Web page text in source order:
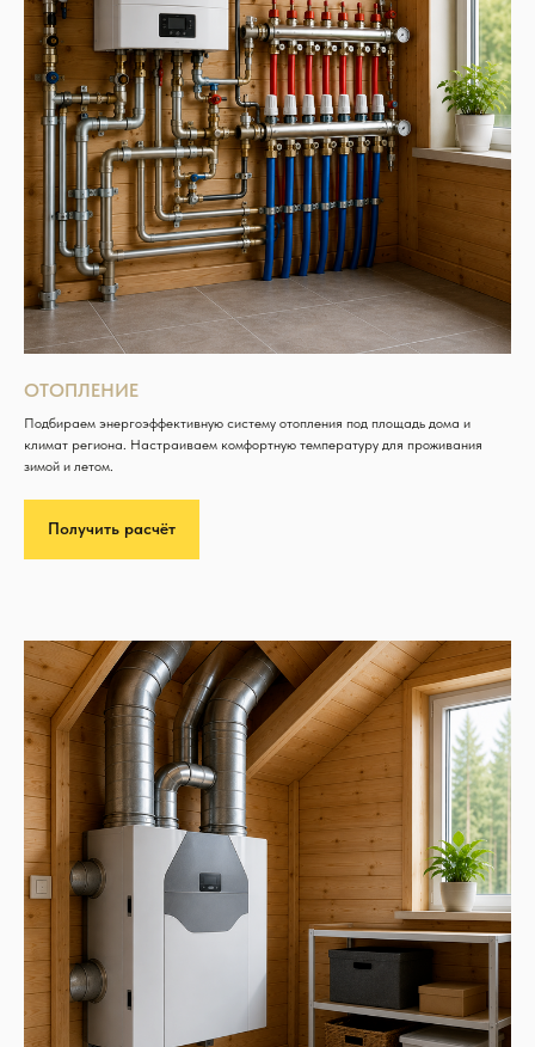
ОТОПЛЕНИЕ
Подбираем энергоэффективную систему отопления под площадь дома и
климат региона. Настраиваем комфортную температуру для проживания
зимой и летом.
Получить расчёт